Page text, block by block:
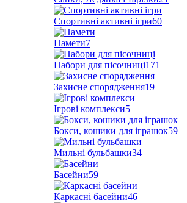
Спортивні активні ігри60
Намети7
Набори для пісочниці171
Захисне спорядження19
Ігрові комплекси5
Бокси, кошики для іграшок59
Мильні бульбашки34
Басейни59
Каркасні басейни46